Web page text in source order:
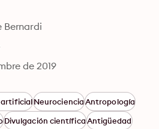
Bernardi
de 2019
NeurocienciaAntropología
Divulgación científicaAntigüedad